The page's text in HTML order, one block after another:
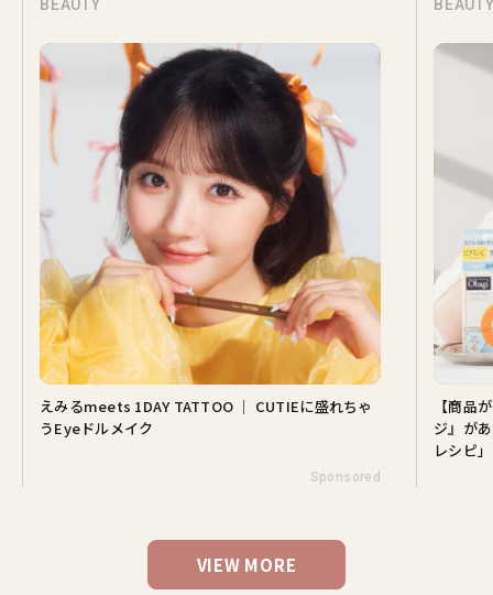
BEAUTY
えみるmeets 1DAY TATTOO ｜ CUTIEに盛れちゃ
うEyeドルメイク
Sponsored
BEAUTY
【商品が
ジ』があ
レシピ」
VIEW MORE